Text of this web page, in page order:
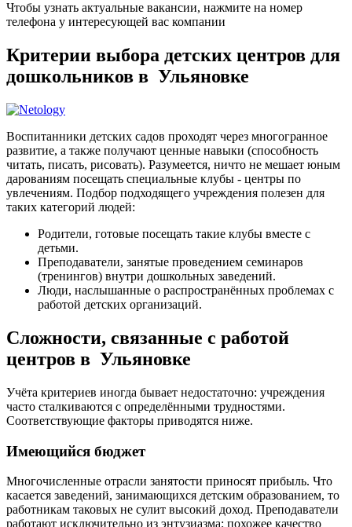
Чтобы узнать актуальные вакансии, нажмите на номер
телефона у интересующей вас компании
Критерии выбора детских центров для
дошкольников в Ульяновке
Воспитанники детских садов проходят через многогранное
развитие, а также получают ценные навыки (способность
читать, писать, рисовать). Разумеется, ничто не мешает юным
дарованиям посещать специальные клубы - центры по
увлечениям. Подбор подходящего учреждения полезен для
таких категорий людей:
Родители, готовые посещать такие клубы вместе с
детьми.
Преподаватели, занятые проведением семинаров
(тренингов) внутри дошкольных заведений.
Люди, наслышанные о распространённых проблемах с
работой детских организаций.
Сложности, связанные с работой
центров в Ульяновке
Учёта критериев иногда бывает недостаточно: учреждения
часто сталкиваются с определёнными трудностями.
Соответствующие факторы приводятся ниже.
Имеющийся бюджет
Многочисленные отрасли занятости приносят прибыль. Что
касается заведений, занимающихся детским образованием, то
работникам таковых не сулит высокий доход. Преподаватели
работают исключительно из энтузиазма; похожее качество